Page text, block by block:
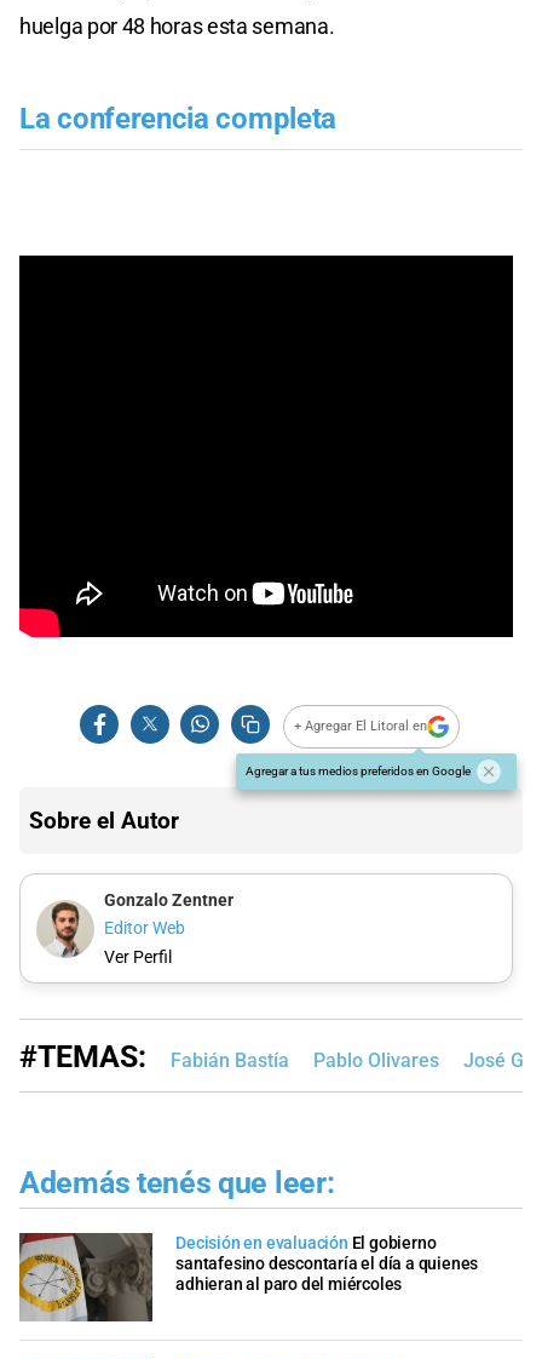
huelga por 48 horas esta semana.
La conferencia completa
+ Agregar El Litoral en
Agregar a tus medios preferidos en Google
Sobre el Autor
Gonzalo Zentner
Editor Web
Ver Perfil
#TEMAS: Fabián Bastía Pablo Olivares José
Además tenés que leer:
Decisión en evaluación El gobierno
santafesino descontaría el día a quienes
adhieran al paro del miércoles